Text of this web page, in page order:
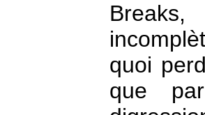
quoi
que